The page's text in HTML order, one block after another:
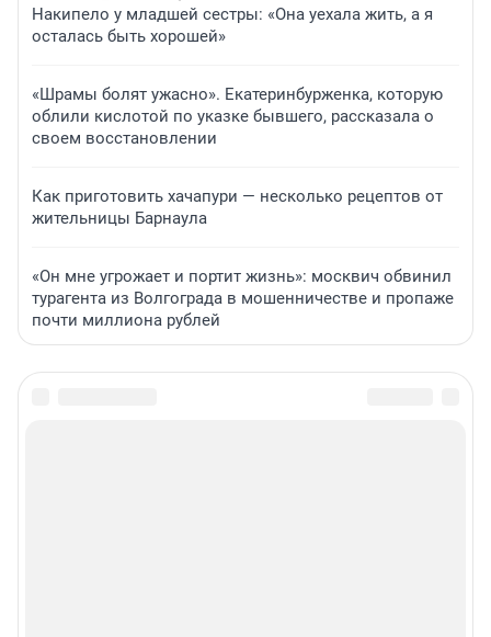
Накипело у младшей сестры: «Она уехала жить, а я
осталась быть хорошей»
«Шрамы болят ужасно». Екатеринбурженка, которую
облили кислотой по указке бывшего, рассказала о
своем восстановлении
Как приготовить хачапури — несколько рецептов от
жительницы Барнаула
«Он мне угрожает и портит жизнь»: москвич обвинил
турагента из Волгограда в мошенничестве и пропаже
почти миллиона рублей